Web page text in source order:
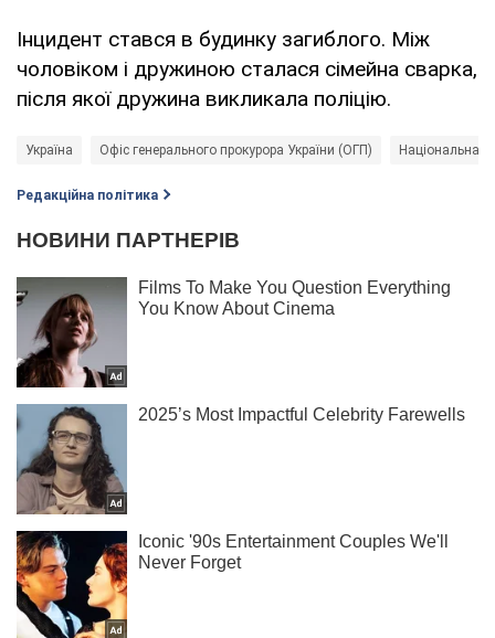
Інцидент стався в будинку загиблого. Між
чоловіком і дружиною сталася сімейна сварка,
після якої дружина викликала поліцію.
Україна Офіс генерального прокурора України (ОГП) Національна
Редакційна політика